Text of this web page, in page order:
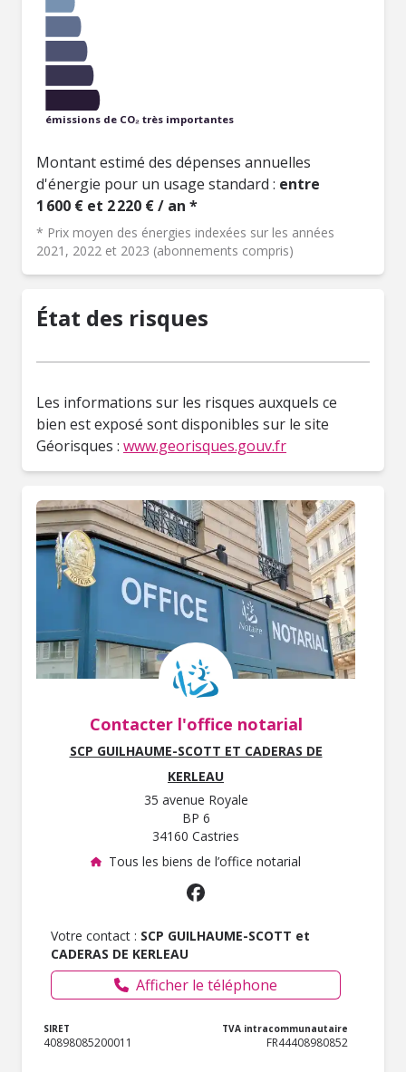
émissions de CO₂ très importantes
Montant estimé des dépenses annuelles
d'énergie pour un usage standard : entre
1 600 € et 2 220 € / an *
* Prix moyen des énergies indexées sur les années
2021, 2022 et 2023 (abonnements compris)
État des risques
Les informations sur les risques auxquels ce
bien est exposé sont disponibles sur le site
Géorisques : www.georisques.gouv.fr
Contacter l'office notarial
SCP GUILHAUME-SCOTT ET CADERAS DE
KERLEAU
35 avenue Royale
BP 6
34160 Castries
Tous les biens de l’office notarial
Votre contact : SCP GUILHAUME-SCOTT et
CADERAS DE KERLEAU
Afficher le téléphone
SIRET
40898085200011
TVA intracommunautaire
FR44408980852